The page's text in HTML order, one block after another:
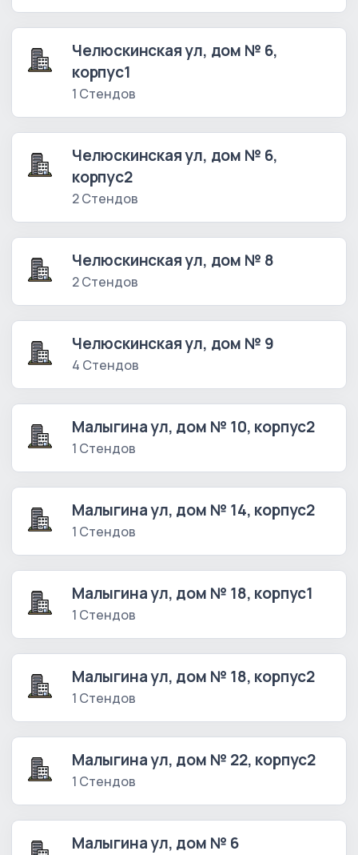
Челюскинская ул, дом № 6,
корпус1
1 Стендов
Челюскинская ул, дом № 6,
корпус2
2 Стендов
Челюскинская ул, дом № 8
2 Стендов
Челюскинская ул, дом № 9
4 Стендов
Малыгина ул, дом № 10, корпус2
1 Стендов
Малыгина ул, дом № 14, корпус2
1 Стендов
Малыгина ул, дом № 18, корпус1
1 Стендов
Малыгина ул, дом № 18, корпус2
1 Стендов
Малыгина ул, дом № 22, корпус2
1 Стендов
Малыгина ул, дом № 6